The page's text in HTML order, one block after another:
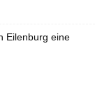
Eilenburg eine